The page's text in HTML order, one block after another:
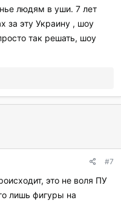
людям в уши. 7 лет
за эту Украину , шоу
так решать, шоу
#7
это не воля ПУ
лишь фигуры на